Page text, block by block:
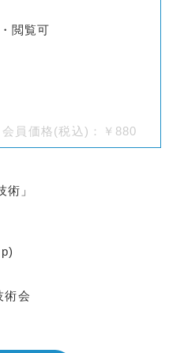
閲覧可
会員価格(税込)：￥880
術」
術会